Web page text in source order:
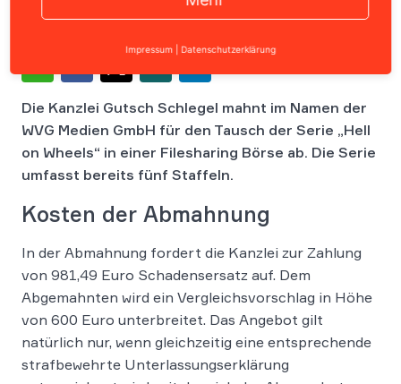
Die Kanzlei Gutsch Schlegel mahnt im Namen der
WVG Medien GmbH für den Tausch der Serie „Hell
on Wheels“ in einer Filesharing Börse ab. Die Serie
umfasst bereits fünf Staffeln.
Kosten der Abmahnung
In der Abmahnung fordert die Kanzlei zur Zahlung
von 981,49 Euro Schadensersatz auf. Dem
Abgemahnten wird ein Vergleichsvorschlag in Höhe
von 600 Euro unterbreitet. Das Angebot gilt
natürlich nur, wenn gleichzeitig eine entsprechende
strafbewehrte Unterlassungserklärung
Impressum Datenschutzerklärung